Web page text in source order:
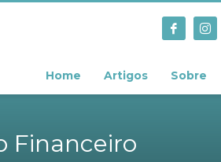
Home Artigos Sobre
Financeiro